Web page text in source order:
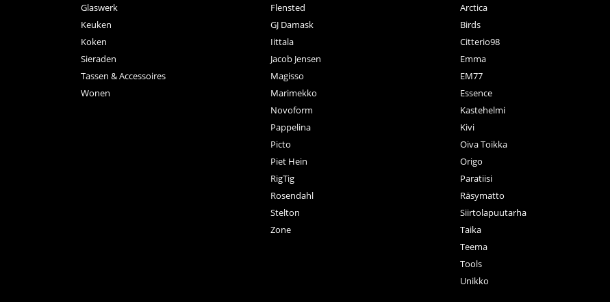
Glaswerk
Keuken
Koken
Sieraden
Tassen & Accessoires
Wonen
Flensted
GJ Damask
Iittala
Jacob Jensen
Magisso
Marimekko
Novoform
Pappelina
Picto
Piet Hein
RigTig
Rosendahl
Stelton
Zone
Arctica
Birds
Citterio98
Emma
EM77
Essence
Kastehelmi
Kivi
Oiva Toikka
Origo
Paratiisi
Räsymatto
Siirtolapuutarha
Taika
Teema
Tools
Unikko